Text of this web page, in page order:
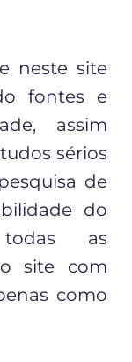
neste site
fontes e
assim
sérios
de
do
as
site com
como